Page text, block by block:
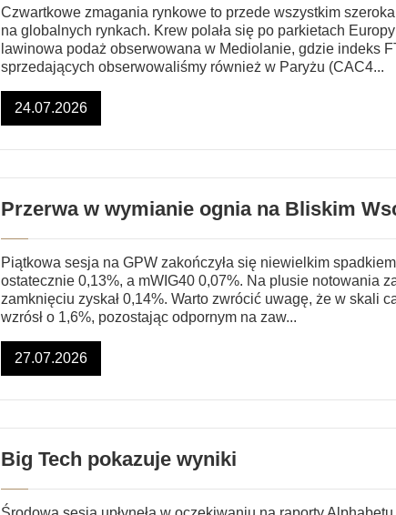
Czwartkowe zmagania rynkowe to przede wszystkim
na globalnych rynkach. Krew polała się po parkietach
lawinowa podaż obserwowana w Mediolanie, gdzie indeks
sprzedających obserwowaliśmy również w Paryżu (CAC4...
24.07.2026
Przerwa w wymianie ognia na Bliskim
Piątkowa sesja na GPW zakończyła się niewielkim
ostatecznie 0,13%, a mWIG40 0,07%. Na plusie notowania
zamknięciu zyskał 0,14%. Warto zwrócić uwagę, że w skali
wzrósł o 1,6%, pozostając odpornym na zaw...
27.07.2026
Big Tech pokazuje wyniki